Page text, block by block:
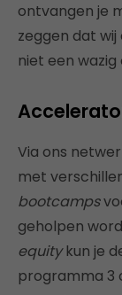
ontvangen je
zeggen dat
niet een
Via ons
met
bootcamps
geholpen
equitykun je
programma 3